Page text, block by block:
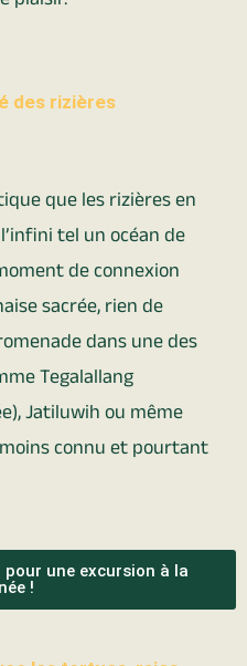
des rizières
que les rizières en
tel un océan de
de connexion
sacrée, rien de
dans une des
Tegalallang
Jatiluwih ou même
connu et pourtant
une excursion à la
!